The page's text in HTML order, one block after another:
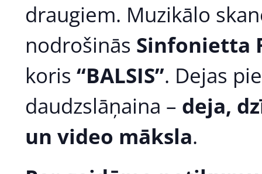
draugiem. Muzikālo
nodrošinās Sinfonietta
koris “BALSIS”. Dejas
daudzslāņaina – deja,
un video māksla.